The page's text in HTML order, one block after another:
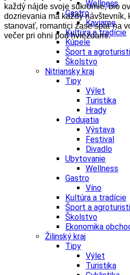
Wellness
Gastro
Kaviarne
Kultúra a tradície
Kúpele
Šport a
Školstvo
Nitriansky kraj
Tipy
Výlet
Turistika
Hrady
Podujatia
Výstava
Festival
Divadlo
Ubytovanie
Wellness
Gastro
Víno
Kultúra a tradície
Šport a
Školstvo
Ekonomika
Žilinský kraj
Tipy
Výlet
Turistika
každý nájde svoje súkromie, bio
dozrievania má každý návštevník,
stanovať, romantici zase spať na
večer pri ohni pod hviezdami.